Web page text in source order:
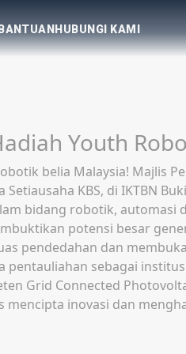
HUBUNGI KAMI
oleh Timbalan
2 Julai 2026, program
negeri, pensyarah, pelajar
wanita dalam bidang
perasmian turut
Eksekutif
Asmalini Che Abu Shafie.